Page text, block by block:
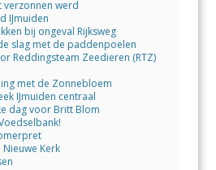
verzonnen werd
IJmuiden
bij ongeval Rijksweg
slag met de paddenpoelen
Reddingsteam Zeedieren (RTZ)
met de Zonnebloem
IJmuiden centraal
dag voor Britt Blom
Kerk